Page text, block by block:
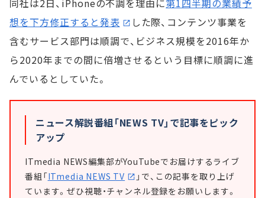
同社は2日、iPhoneの不調を理由に第1四半期の業績予
想を下方修正すると発表
した際、コンテンツ事業を
含むサービス部門は順調で、ビジネス規模を2016年か
ら2020年までの間に倍増させるという目標に順調に進
んでいるとしていた。
ニュース解説番組「NEWS TV」で記事をピック
アップ
ITmedia NEWS編集部がYouTubeでお届けするライブ
番組「ITmedia NEWS TV
」で、この記事を取り上げ
ています。ぜひ視聴・チャンネル登録をお願いします。